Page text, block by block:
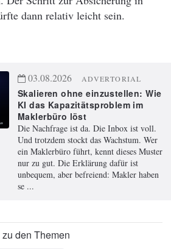
dann relativ leicht sein.
03.08.2026 ADVERTORIAL
Skalieren ohne einzustellen: Wie
KI das Kapazitätsproblem im
Maklerbüro löst
Die Nachfrage ist da. Die Inbox ist voll.
Und trotzdem stockt das Wachstum. Wer
ein Maklerbüro führt, kennt dieses Muster
nur zu gut. Die Erklärung dafür ist
unbequem, aber befreiend: Makler haben
se ...